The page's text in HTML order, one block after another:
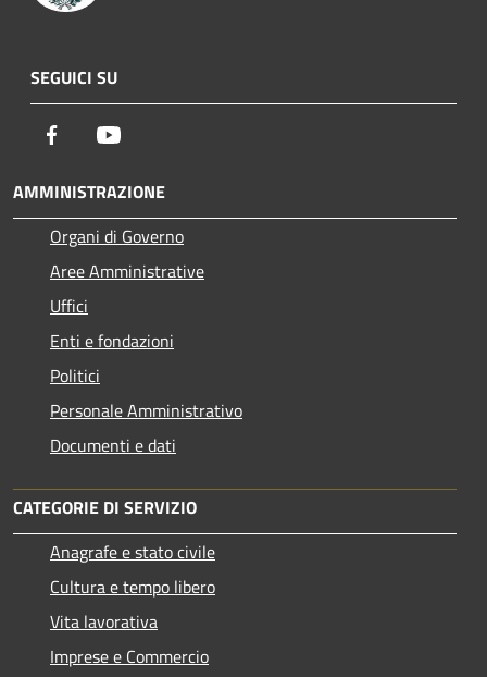
SEGUICI SU
Facebook
AMMINISTRAZIONE
Organi di Governo
Aree Amministrative
Uffici
Enti e fondazioni
Politici
Personale Amministrativo
Documenti e dati
CATEGORIE DI SERVIZIO
Anagrafe e stato civile
Cultura e tempo libero
Vita lavorativa
Imprese e Commercio